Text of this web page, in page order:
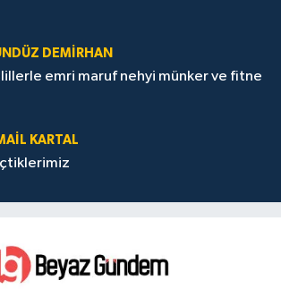
DEMIRHAN
emri maruf nehyi münker ve fitne
KARTAL